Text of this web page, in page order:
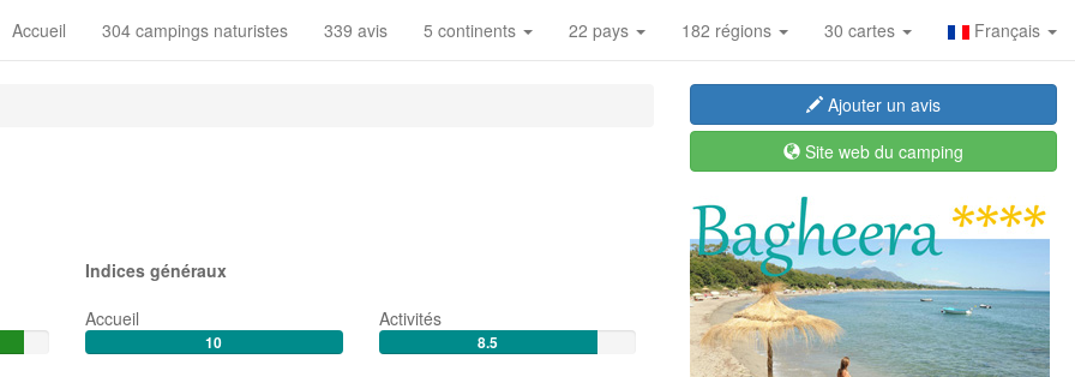
Accueil 304 campings naturistes 339 avis 5 continents 22 pays 182 régions 30 cartes Français
Indices généraux
Accueil
10
Activités
8.5
Ajouter un avis
Site web du camping